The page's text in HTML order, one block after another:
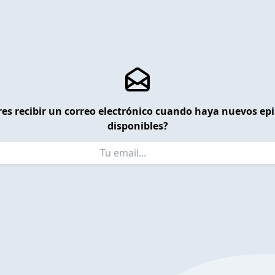
recibir un correo electrónico cuando haya nuevos
disponibles?